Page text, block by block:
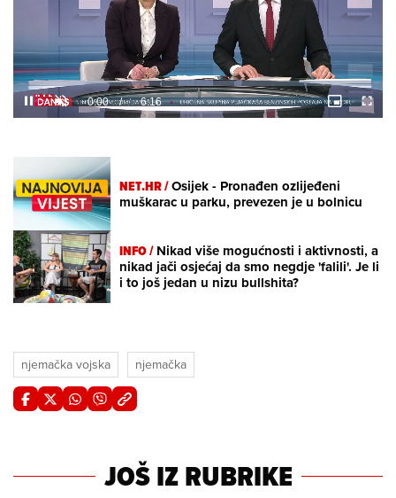
Unmute /
Loaded:
3.87%
NET.HR /Osijek - Pronađen ozlijeđeni
muškarac u parku, prevezen je u bolnicu
INFO /Nikad više mogućnosti i aktivnosti, a
nikad jači osjećaj da smo negdje 'falili'. Je li
i to još jedan u nizu bullshita?
njemačka vojska njemačka
JOŠ IZ RUBRIKE